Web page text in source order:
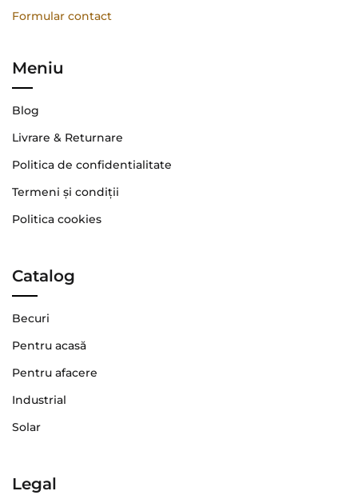
Formular contact
Meniu
Blog
Livrare & Returnare
Politica de confidentialitate
Termeni şi condiţii
Politica cookies
Catalog
Becuri
Pentru acasă
Pentru afacere
Industrial
Solar
Legal